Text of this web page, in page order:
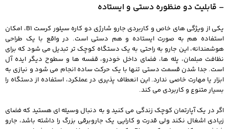
– قابلیت دو منظوره دستی و ایستاده
یکی از ویژگی‌ های خاص و کاربردی جارو شارژی دو کاره سیلور کرست B1، امکان
استفاده هم به صورت ایستاده و هم دستی است. در واقع با یک طراحی
هوشمندانه، این جارو به راحتی به یک دستگاه کوچک‌ تر تبدیل می‌ شود که برای
نظافت مبلمان، پله‌ ها، فضای داخل خودرو، قفسه‌ ها و سطوح دیگر ایده‌ آل
است. جدا شدن قسمت دستی تنها با یک حرکت ساده انجام می‌ شود و نیازی به
ابزار یا مهارت خاصی ندارد. این انعطاف‌ پذیری در عملکرد، استفاده از دستگاه را
بسیار متنوع و کاربردی می‌ کند.
اگر در یک آپارتمان کوچک زندگی می‌ کنید و به دنبال وسیله‌ ای هستید که فضای
زیادی اشغال نکند ولی قدرت و کارایی یک جاروبرقی بزرگ را داشته باشد، جارو